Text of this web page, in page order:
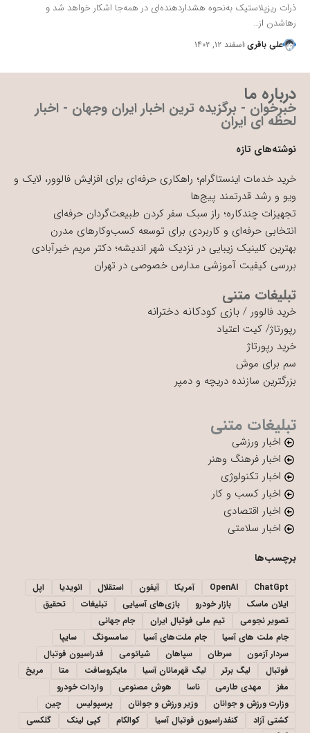
ذرات ریزپلاستیک به‌نحوه هشداردهنده‌ای در همه‌جا اشکار خواهد شد و
رهاشدن از…
علی باقری اسفند ۱۲, ۱۴۰۲
درباره ما
خبرخوان - برگزیده ترین اخبار ایران وجهان - اخبار
لحظه ای ایران
نوشته‌های تازه
خرید خدمات اینستاگرام؛ راهکاری حرفه‌ای برای افزایش فالوور، لایک و
ویو و رشد قدرتمند پیج‌ها
تجهیزات چندکاره؛ راز سبک سفر کردن طبیعت‌گردان حرفه‌ای
انتخابی حرفه‌ای و کاربردی برای توسعه کسب‌وکارهای مدرن
بهترین کلینیک زیبایی در نزدیک شهر اندیشه؛ دکتر مریم خیرآبادی
بررسی کیفیت آموزشی مدارس خصوصی در تهران
تبلیغات متنی
خرید فالوور / بازی کودکانه دخترانه
رپورتاژ/ کیت اعتیاد
خرید رپورتاژ
سم برای موش
بزرگترین سازنده دریچه و دمپر
تبلیغات متنی
اخبار ورزشی
اخبار فرهنگ وهنر
اخبار تکنولوژی
اخبار کسب و کار
اخبار اقتصادی
اخبار سلامتی
برچسب‌ها
ChatGpt
OpenAI آمریکا آیفون استقلال انویدیا
اپل
ایلان ماسک
بازار خودرو بازی‌های آسیایی تبلیغات
تحقیق
تصویر نجومی
تیم ملی فوتبال ایران
جام جهانی
جام ملت های آسیا
جام ملت‌های آسیا سامسونگ
سایپا
سردار آزمون
سرطان سپاهان شیائومی
فدراسیون فوتبال
فوتبال
لیگ برتر لیگ قهرمانان آسیا مایکروسافت متا
مریخ
مغز
مهدی طارمی ناسا هوش مصنوعی
واردات خودرو
وزارت ورزش و جوانان
وزیر ورزش و جوانان پرسپولیس
چین
کشتی آزاد
کنفدراسیون فوتبال آسیا کوالکام کپی لینک
گلکسی